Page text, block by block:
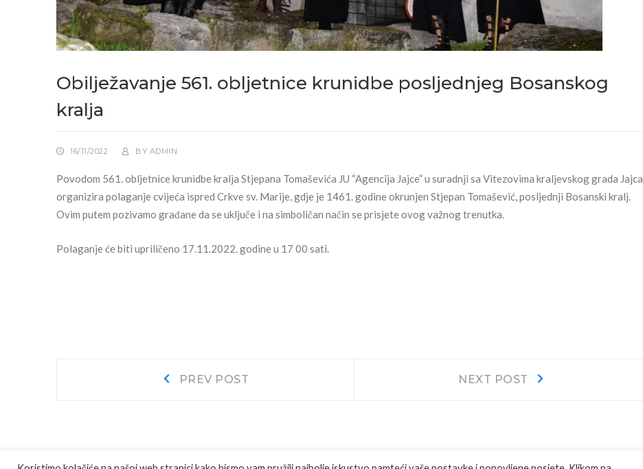
Obilježavanje 561. obljetnice krunidbe posljednjeg Bosanskog
kralja
16/11/2022 BY ADMIN
Povodom 561. obljetnice krunidbe kralja Stjepana Tomaševića JU “Agencija Jajce” u suradnji sa Vitezovima kraljevskog grada Jajca
organizira polaganje cvijeća ispred Crkve sv. Marije, gdje je 1461. godine okrunjen Stjepan Tomašević, posljednji Bosanski kralj.
Ovim putem pozivamo građane da se uključe i na simboličan način se prisjete ovog važnog trenutka.
Polaganje će biti upriličeno 17.11.2022. godine u 17 00 sati.
Navigacija
PREV POST NEXT POST